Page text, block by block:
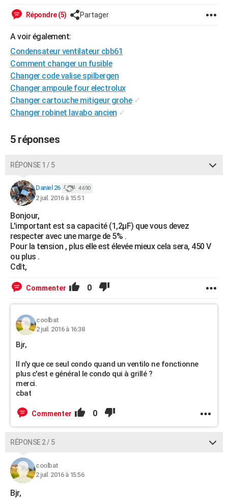
Destinations
City break
Voyage nature
Voyage de noces
Forum
Climat
BONS PLANS
CARTE DE VOEUX
Carte de Noël
Carte Bonne année
Carte Saint-Valentin
Carte Pâques
Carte d'anniversaire
DICTIONNAIRE
COPAINS D'AVANT
S'inscrire
Se connecter
Lycées
Collèges
Primaires
Universités
Entreprises
Service militaire
Avis de recherche
AVIS DE DÉCÈS
FORUM
Bricolage
Lifestyle
Culture
Sport
Auto
Television
Voyage
Cinema
Répondre (5) Partager
A voir également:
Condensateur ventilateur cbb61
Comment changer un fusible
Changer code valise spilbergen
Changer ampoule four electrolux
Changer cartouche mitigeur grohe ✓
Changer robinet lavabo ancien ✓
5 réponses
RÉPONSE 1 / 5
Daniel 26 4 690
2 juil. 2016 à 15:51
Bonjour,
L'important est sa capacité (1,2µF) que vous devez
respecter avec une marge de 5% .
Pour la tension , plus elle est élevée mieux cela sera, 450 V
ou plus .
Cdlt,
Commenter 0
coolbat
2 juil. 2016 à 16:38
Bjr,
Il n'y que ce seul condo quand un ventilo ne fonctionne
plus c'est e général le condo qui à grillé ?
merci.
cbat
Commenter 0
RÉPONSE 2 / 5
coolbat
2 juil. 2016 à 15:56
Bjr,